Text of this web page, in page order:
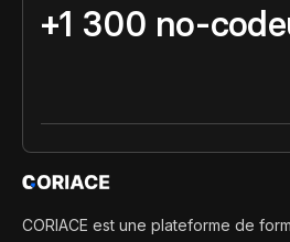
+1 300 no-
CORIACE est une plateforme de